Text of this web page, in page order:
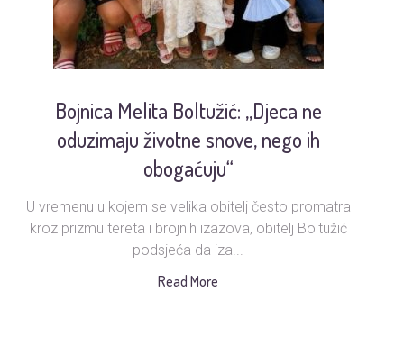
Bojnica Melita Boltužić: „Djeca ne
oduzimaju životne snove, nego ih
obogaćuju“
U vremenu u kojem se velika obitelj često promatra
kroz prizmu tereta i brojnih izazova, obitelj Boltužić
podsjeća da iza...
Read More